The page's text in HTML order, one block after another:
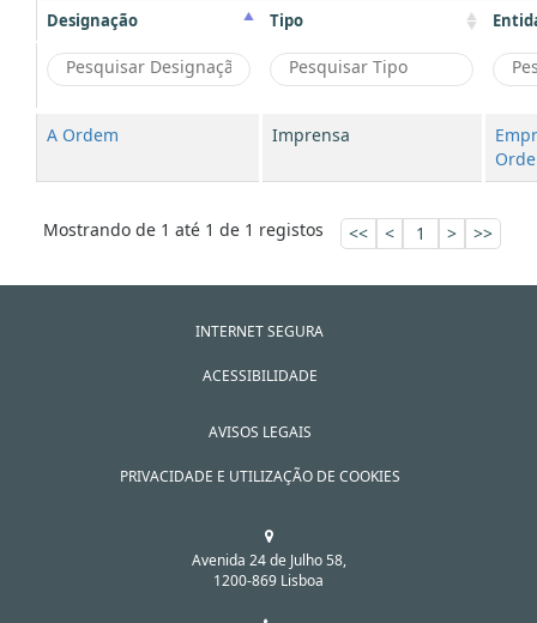
Designação Tipo
A Ordem Imprensa
Mostrando de 1 até 1 de 1 registos << < 1 > >>
INTERNET SEGURA
ACESSIBILIDADE
AVISOS LEGAIS
PRIVACIDADE E UTILIZAÇÃO DE COOKIES
Avenida 24 de Julho 58,
1200-869 Lisboa